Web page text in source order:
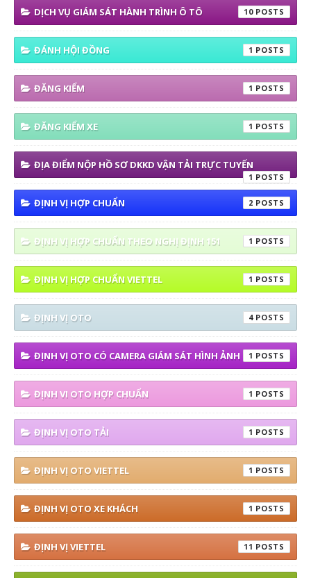
DỊCH VỤ GIÁM SÁT HÀNH TRÌNH Ô TÔ 10
ĐÁNH HỘI ĐỒNG 1
ĐĂNG KIỂM 1
ĐĂNG KIỂM XE 1
ĐỊA ĐIỂM NỘP HỒ SƠ DKKD VẬN TẢI TRỰC TUYẾN
1
ĐỊNH VỊ HỢP CHUẨN 2
ĐỊNH VỊ HỢP CHUẨN THEO NGHỊ ĐỊNH 151 1
ĐỊNH VỊ HỢP CHUẨN VIETTEL 1
ĐỊNH VỊ OTO 4
ĐỊNH VỊ OTO CÓ CAMERA GIÁM SÁT HÌNH ẢNH 1
ĐỊNH VI OTO HỢP CHUẨN 1
ĐỊNH VỊ OTO TẢI 1
ĐỊNH VỊ OTO VIETTEL 1
ĐỊNH VỊ OTO XE KHÁCH 1
ĐỊNH VỊ VIETTEL 11